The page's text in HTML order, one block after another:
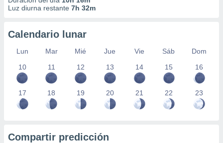
Luz diurna restante 7h 32m
Calendario lunar
Lun Mar Mié Jue Vie Sáb
Dom
10
11 12 13 14 15 16
17 18 19 20 21 22 23
Compartir predicción